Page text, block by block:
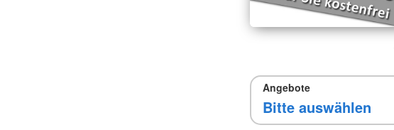
Angebote